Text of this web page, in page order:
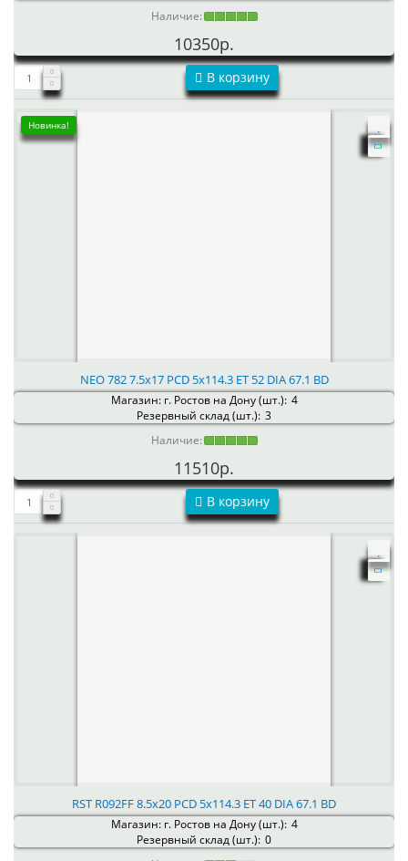
Наличие:
10350р.
В корзину
Новинка!
NEO 782 7.5x17 PCD 5x114.3 ET 52 DIA 67.1 BD
Магазин: г. Ростов на Дону (шт.): 4
Резервный склад (шт.): 3
Наличие:
11510р.
В корзину
RST R092FF 8.5x20 PCD 5x114.3 ET 40 DIA 67.1 BD
Магазин: г. Ростов на Дону (шт.): 4
Резервный склад (шт.): 0